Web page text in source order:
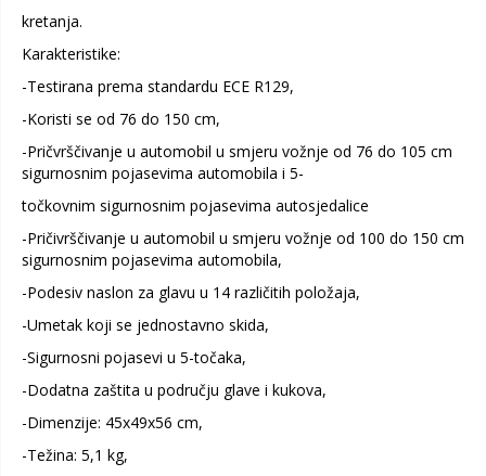
kretanja.
Karakteristike:
-Testirana prema standardu ECE R129,
-Koristi se od 76 do 150 cm,
-Pričvrščivanje u automobil u smjeru vožnje od 76 do 105 cm
sigurnosnim pojasevima automobila i 5-
točkovnim sigurnosnim pojasevima autosjedalice
-Pričivrščivanje u automobil u smjeru vožnje od 100 do 150 cm
sigurnosnim pojasevima automobila,
-Podesiv naslon za glavu u 14 različitih položaja,
-Umetak koji se jednostavno skida,
-Sigurnosni pojasevi u 5-točaka,
-Dodatna zaštita u području glave i kukova,
-Dimenzije: 45x49x56 cm,
-Težina: 5,1 kg,